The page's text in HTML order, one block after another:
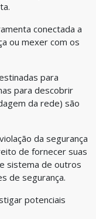
conectada a
ou mexer com os
para
para descobrir
da rede) são
da segurança
de fornecer suas
sistema de outros
de segurança.
potenciais